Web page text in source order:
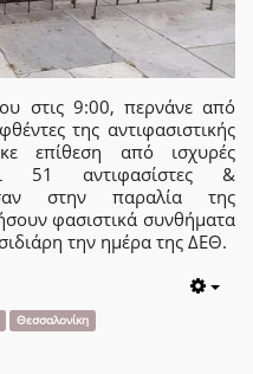
στις 9:00, περνάνε από
της αντιφασιστικής
επίθεση από ισχυρές
51 αντιφασίστες &
στην παραλία της
φασιστικά συνθήματα
την ημέρα της ΔΕΘ.
Θεσσαλονίκη